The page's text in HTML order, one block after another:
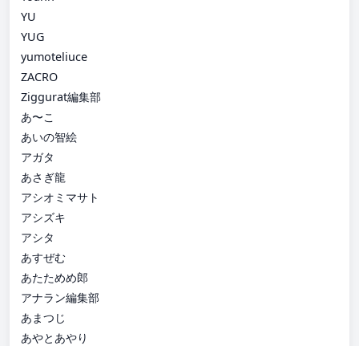
YU
YUG
yumoteliuce
ZACRO
Ziggurat編集部
あ〜こ
あいの智絵
アガタ
あさぎ龍
アシオミマサト
アシズキ
アシタ
あすぜむ
あたためめ郎
アナラン編集部
あまつじ
あやとあやり